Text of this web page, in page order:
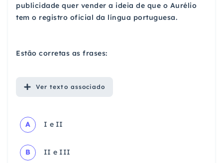
publicidade quer vender a ideia de que o Aurélio
tem o registro oficial da língua portuguesa.
Estão corretas as frases:
Ver texto associado
A I e II
B II e III